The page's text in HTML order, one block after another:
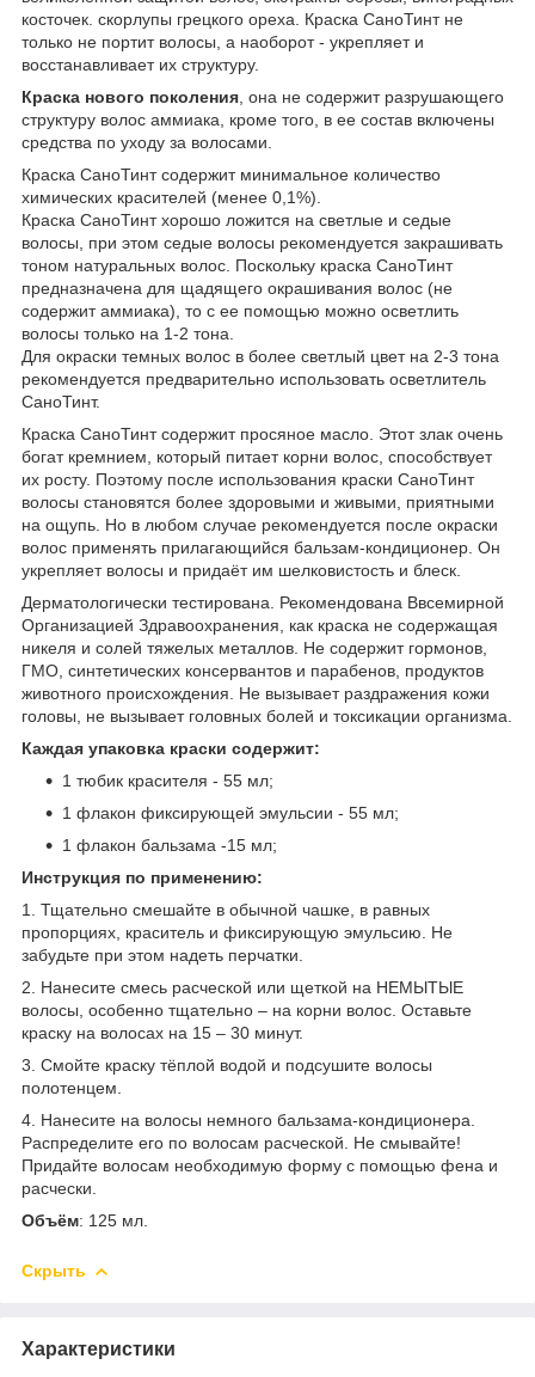
косточек. скорлупы грецкого ореха. Краска СаноТинт не
только не портит волосы, а наоборот - укрепляет и
восстанавливает их структуру.
Краска нового поколения , она не содержит разрушающего
структуру волос аммиака, кроме того, в ее состав включены
средства по уходу за волосами.
Краска СаноТинт содержит минимальное количество
химических красителей (менее 0,1%).
Краска СаноТинт хорошо ложится на светлые и седые
волосы, при этом седые волосы рекомендуется закрашивать
тоном натуральных волос. Поскольку краска СаноТинт
предназначена для щадящего окрашивания волос (не
содержит аммиака), то с ее помощью можно осветлить
волосы только на 1-2 тона.
Для окраски темных волос в более светлый цвет на 2-3 тона
рекомендуется предварительно использовать осветлитель
СаноТинт.
Краска СаноТинт содержит просяное масло. Этот злак очень
богат кремнием, который питает корни волос, способствует
их росту. Поэтому после использования краски СаноТинт
волосы становятся более здоровыми и живыми, приятными
на ощупь. Но в любом случае рекомендуется после окраски
волос применять прилагающийся бальзам-кондиционер. Он
укрепляет волосы и придаёт им шелковистость и блеск.
Дерматологически тестирована. Рекомендована Ввсемирной
Организацией Здравоохранения, как краска не содержащая
никеля и солей тяжелых металлов. Не содержит гормонов,
ГМО, синтетических консервантов и парабенов, продуктов
животного происхождения. Не вызывает раздражения кожи
головы, не вызывает головных болей и токсикации организма.
Каждая упаковка краски содержит:
1 тюбик красителя - 55 мл;
1 флакон фиксирующей эмульсии - 55 мл;
1 флакон бальзама -15 мл;
Инструкция по применению:
1. Тщательно смешайте в обычной чашке, в равных
пропорциях, краситель и фиксирующую эмульсию. Не
забудьте при этом надеть перчатки.
2. Нанесите смесь расческой или щеткой на НЕМЫТЫЕ
волосы, особенно тщательно – на корни волос. Оставьте
краску на волосах на 15 – 30 минут.
3. Смойте краску тёплой водой и подсушите волосы
полотенцем.
4. Нанесите на волосы немного бальзама-кондиционера.
Распределите его по волосам расческой. Не смывайте!
Придайте волосам необходимую форму с помощью фена и
расчески.
Объём: 125 мл.
Скрыть
Характеристики